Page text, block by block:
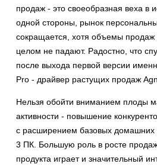
продаж - это своеобразная веха в
одной стороны, рынок
сокращается, хотя объемы
целом не падают. Радостно, что
после выхода первой версии
Pro - драйвер растущих продаж
Нельзя обойти вниманием плоды
активности - повышение
с расширением базовых домашних
3 ПК. Большую роль в росте
продукта играет и значительный